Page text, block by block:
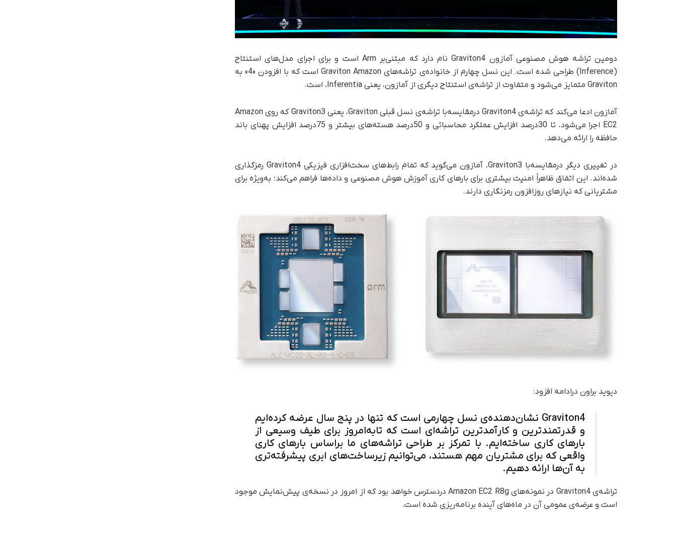
دومین تراشه‌ هوش مصنوعی آمازون Graviton4 نام دارد که مبتنی‌بر Arm است و برای اجرای مدل‌های استنتاج
(Inference) طراحی شده است. این نسل چهارم از خانواده‌ی تراشه‌های Graviton Amazon است که با افزودن «4» به
Graviton متمایز می‌شود و متفاوت از تراشه‌ی استنتاج دیگری از آمازون، یعنی Inferentia، است.
آمازون ادعا می‌کند که تراشه‌ی Graviton4 درمقایسه‌با تراشه‌ی نسل قبلی Graviton، یعنی Graviton3 که روی Amazon
EC2 اجرا می‌شود، تا 30درصد افزایش عملکرد محاسباتی و 50درصد هسته‌های بیشتر و 75درصد افزایش پهنای باند
حافظه را ارائه می‌دهد.
در تغییری دیگر درمقایسه‌با Graviton3، آمازون می‌گوید که تمام رابط‌های سخت‌افزاری فیزیکی Graviton4 رمزگذاری
شده‌اند. این اتفاق ظاهراً امنیت بیشتری برای بارهای کاری آموزش هوش مصنوعی و داده‌ها فراهم می‌کند؛ به‌ویژه برای
مشتریانی که نیازهای روزافزون رمزنگاری دارند.
دیوید براون درادامه افزود:
Graviton4 نشان‌دهنده‌ی نسل چهارمی است که تنها در پنج سال عرضه کرده‌ایم
و قدرتمندترین و کارآمدترین تراشه‌ای است که تا‌به‌امروز برای طیف وسیعی از
بارهای کاری ساخته‌ایم. با تمرکز بر طراحی تراشه‌های ما بر‌اساس بارهای کاری
واقعی که برای مشتریان مهم هستند، می‌توانیم زیرساخت‌های ابری پیشرفته‌تری
به آن‌ها ارائه دهیم.
تراشه‌ی Graviton4 در نمونه‌های Amazon EC2 R8g در‌دسترس خواهد بود که از امروز در نسخه‌ی پیش‌نمایش موجود
است و عرضه‌ی عمومی آن در ماه‌های آینده برنامه‌ریزی شده است.